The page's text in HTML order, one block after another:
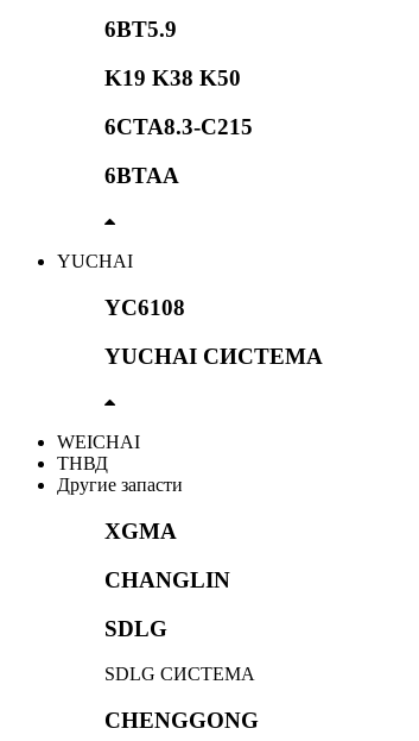
6BT5.9
K19 K38 K50
6CTA8.3-C215
6BTAA
YUCHAI
YC6108
YUCHAI СИСТЕМА
WEICHAI
ТНВД
Другие запасти
XGMA
CHANGLIN
SDLG
SDLG СИСТЕМА
CHENGGONG